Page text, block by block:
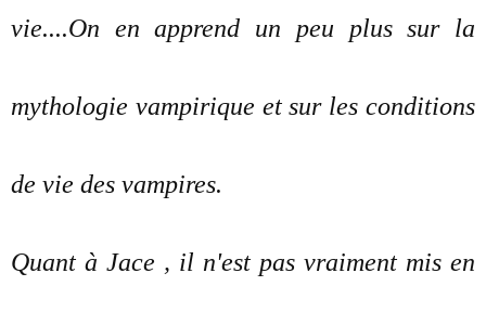
vie....On en apprend un peu plus sur la
mythologie vampirique et sur les conditions
de vie des vampires.
Quant à Jace , il n'est pas vraiment mis en